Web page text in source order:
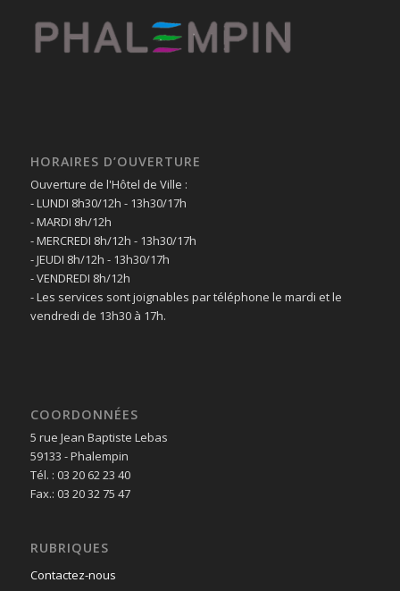
HORAIRES D’OUVERTURE
Ouverture de l'Hôtel de Ville :
- LUNDI 8h30/12h - 13h30/17h
- MARDI 8h/12h
- MERCREDI 8h/12h - 13h30/17h
- JEUDI 8h/12h - 13h30/17h
- VENDREDI 8h/12h
- Les services sont joignables par téléphone le mardi et le
vendredi de 13h30 à 17h.
COORDONNÉES
5 rue Jean Baptiste Lebas
59133 - Phalempin
Tél. : 03 20 62 23 40
Fax.: 03 20 32 75 47
RUBRIQUES
Contactez-nous